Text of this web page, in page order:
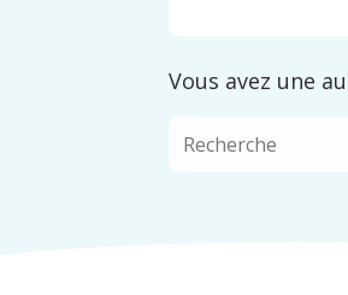
Vous avez une